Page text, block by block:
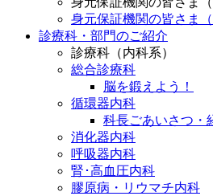
身元保証機関の皆さま
診療科・部門のご紹介
診療科（内科系）
総合診療科
脳を鍛えよう！
循環器内科
科長ごあいさつ・
消化器内科
呼吸器内科
腎･高血圧内科
膠原病・リウマチ内科